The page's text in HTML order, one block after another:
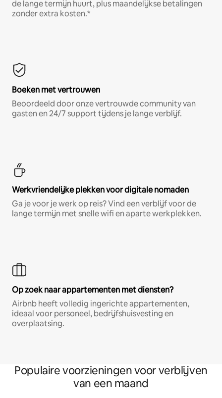
de lange termijn huurt, plus maandelijkse betalingen
zonder extra kosten.*
Boeken met vertrouwen
Beoordeeld door onze vertrouwde community van
gasten en 24/7 support tijdens je lange verblijf.
Werkvriendelijke plekken voor digitale nomaden
Ga je voor je werk op reis? Vind een verblijf voor de
lange termijn met snelle wifi en aparte werkplekken.
Op zoek naar appartementen met diensten?
Airbnb heeft volledig ingerichte appartementen,
ideaal voor personeel, bedrijfshuisvesting en
overplaatsing.
Populaire voorzieningen voor verblijven
van een maand